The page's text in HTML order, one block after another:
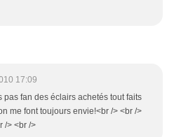
17:09
pas fan des éclairs achetés tout faits
me font toujours envie!<br /> <br />
/> <br />